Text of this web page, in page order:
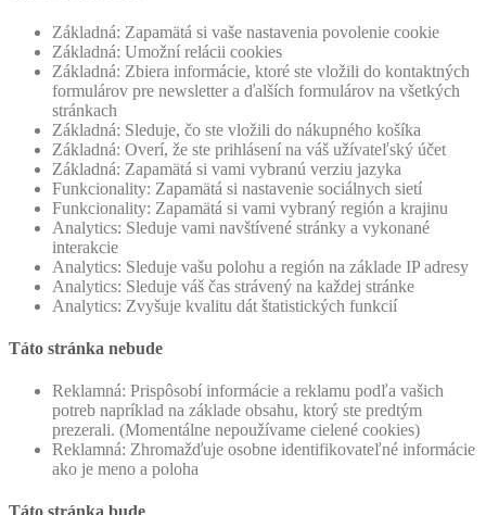
Základná: Zapamätá si vaše nastavenia povolenie cookie
Základná: Umožní relácii cookies
Základná: Zbiera informácie, ktoré ste vložili do kontaktných
formulárov pre newsletter a ďalších formulárov na všetkých
stránkach
Základná: Sleduje, čo ste vložili do nákupného košíka
Základná: Overí, že ste prihlásení na váš užívateľský účet
Základná: Zapamätá si vami vybranú verziu jazyka
Funkcionality: Zapamätá si nastavenie sociálnych sietí
Funkcionality: Zapamätá si vami vybraný región a krajinu
Analytics: Sleduje vami navštívené stránky a vykonané
interakcie
Analytics: Sleduje vašu polohu a región na základe IP adresy
Analytics: Sleduje váš čas strávený na každej stránke
Analytics: Zvyšuje kvalitu dát štatistických funkcií
Táto stránka nebude
Reklamná: Prispôsobí informácie a reklamu podľa vašich
potreb napríklad na základe obsahu, ktorý ste predtým
prezerali. (Momentálne nepoužívame cielené cookies)
Reklamná: Zhromažďuje osobne identifikovateľné informácie
ako je meno a poloha